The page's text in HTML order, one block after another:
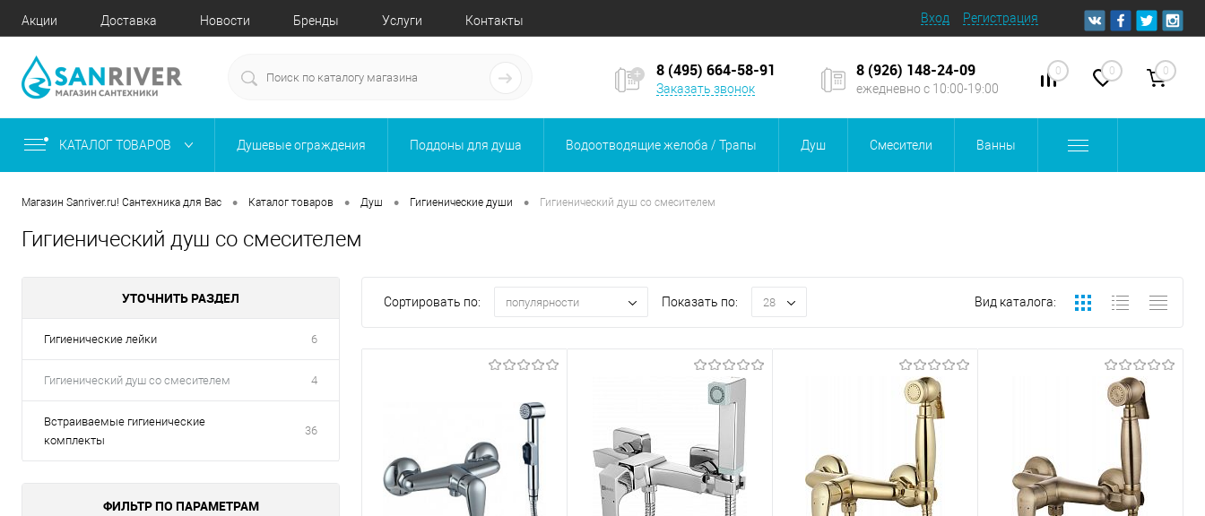
Акции Доставка Новости Бренды Услуги Контакты Вход Регистрация
8 (495) 664-58-91
Заказать звонок
8 (926) 148-24-09
ежедневно с 10:00-19:00
0 0 0
КАТАЛОГ ТОВАРОВ Душевые ограждения Поддоны для душа Водоотводящие желоба / Трапы Душ Смесители Ванны
Магазин Sanriver.ru! Сантехника для Вас • Каталог товаров • Душ • Гигиенические души • Гигиенический душ со смесителем
Гигиенический душ со смесителем
УТОЧНИТЬ РАЗДЕЛ
Гигиенические лейки 6
Гигиенический душ со смесителем 4
Встраиваемые гигиенические
комплекты
36
ФИЛЬТР ПО ПАРАМЕТРАМ
Сортировать по: популярности Показать по: 28 Вид каталога: